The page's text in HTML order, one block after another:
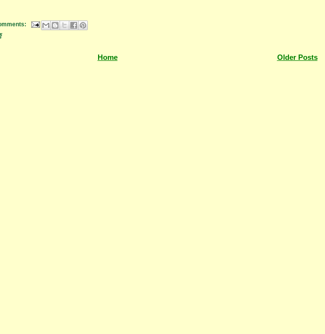
Older Posts
Home